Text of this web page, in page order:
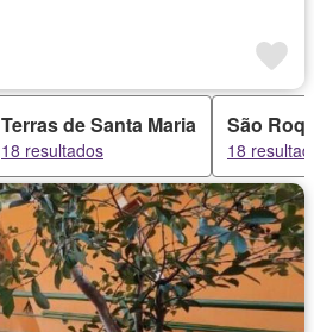
Terras de Santa Maria
18 resultados
São
18